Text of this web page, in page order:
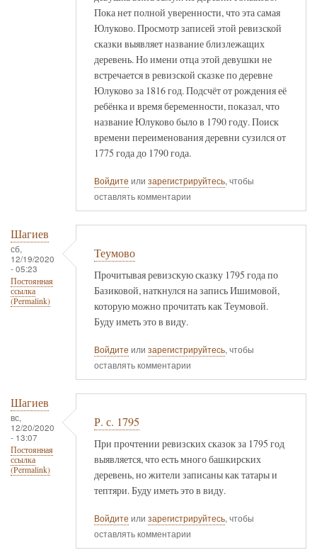
Пока нет полной уверенности, что эта самая
Юлуково. Просмотр записей этой ревизской
сказки выявляет название близлежащих
деревень. Но имени отца этой девушки не
встречается в ревизской сказке по деревне
Юлуково за 1816 год. Подсчёт от рождения её
ребёнка и время беременности, показал, что
название Юлуково было в 1790 году. Поиск
времени переименования деревни сузился от
1775 года до 1790 года.
Войдите или зарегистрируйтесь, чтобы
оставлять комментарии
Шагиев
сб,
12/19/2020
- 05:23
Постоянная
ссылка
(Permalink)
Теумово
Прочитывая ревизскую сказку 1795 года по
Базиковой, наткнулся на запись Ишимовой,
которую можно прочитать как Теумовой.
Буду иметь это в виду.
Войдите или зарегистрируйтесь, чтобы
оставлять комментарии
Шагиев
вс,
12/20/2020
- 13:07
Постоянная
ссылка
(Permalink)
Р. с. 1795
При прочтении ревизских сказок за 1795 год
выявляется, что есть много башкирских
деревень, но жители записаны как татары и
тептяри. Буду иметь это в виду.
Войдите или зарегистрируйтесь, чтобы
оставлять комментарии